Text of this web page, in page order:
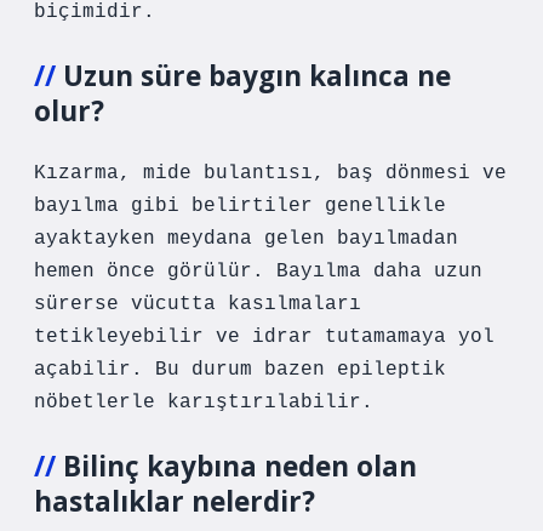
biçimidir.
Uzun süre baygın kalınca ne
olur?
Kızarma, mide bulantısı, baş dönmesi ve
bayılma gibi belirtiler genellikle
ayaktayken meydana gelen bayılmadan
hemen önce görülür. Bayılma daha uzun
sürerse vücutta kasılmaları
tetikleyebilir ve idrar tutamamaya yol
açabilir. Bu durum bazen epileptik
nöbetlerle karıştırılabilir.
Bilinç kaybına neden olan
hastalıklar nelerdir?